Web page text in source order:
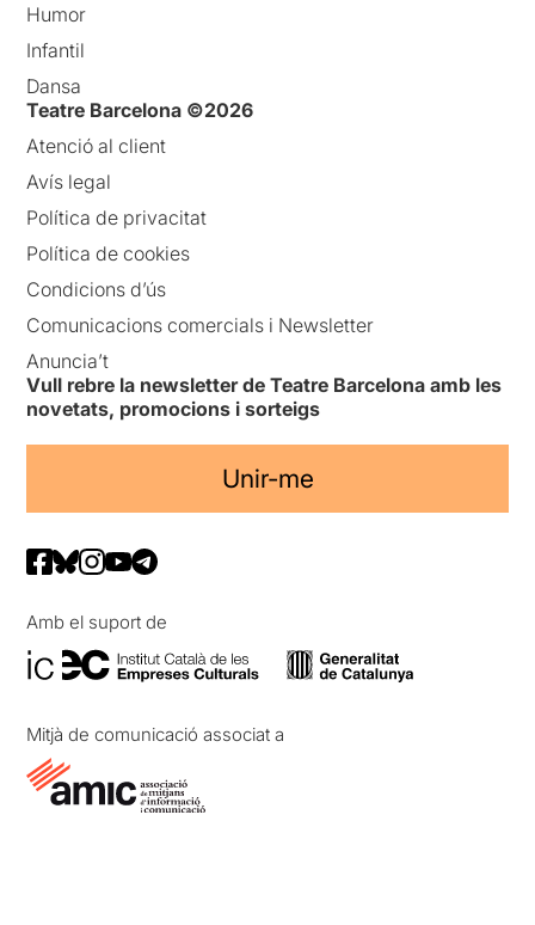
Humor
Infantil
Dansa
Teatre Barcelona ©2026
Atenció al client
Avís legal
Política de privacitat
Política de cookies
Condicions d’ús
Comunicacions comercials i Newsletter
Anuncia’t
Vull rebre la newsletter de Teatre Barcelona amb les
novetats, promocions i sorteigs
Unir-me
Amb el suport de
Mitjà de comunicació associat a